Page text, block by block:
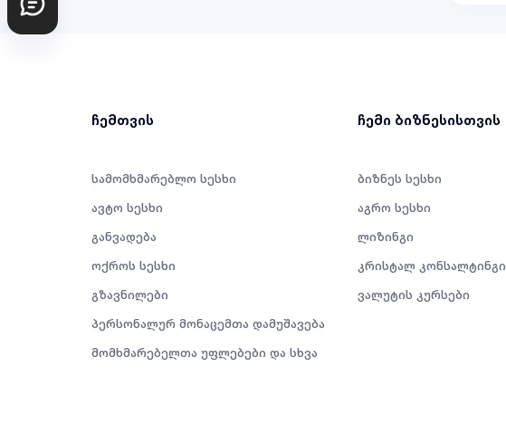
ჩემთვის
სამომხმარებლო სესხი
ავტო სესხი
განვადება
ოქროს სესხი
გზავნილები
პერსონალურ მონაცემთა დამუშავება
მომხმარებელთა უფლებები და სხვა
ჩემი ბიზნესისთვის
ბიზნეს სესხი
აგრო სესხი
ლიზინგი
კრისტალ კონსალტინგი
ვალუტის კურსები